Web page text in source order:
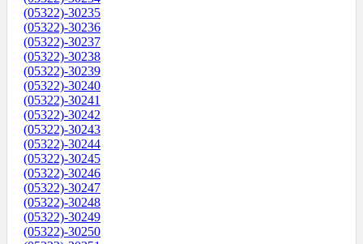
(05322)-30235
(05322)-30236
(05322)-30237
(05322)-30238
(05322)-30239
(05322)-30240
(05322)-30241
(05322)-30242
(05322)-30243
(05322)-30244
(05322)-30245
(05322)-30246
(05322)-30247
(05322)-30248
(05322)-30249
(05322)-30250